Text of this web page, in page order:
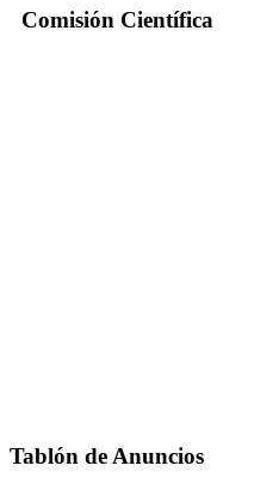
Comisión Científica
Tablón de Anuncios